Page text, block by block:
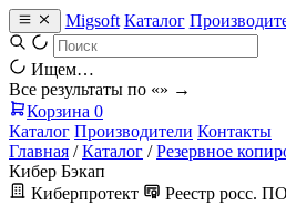
Migsoft Каталог
Ищем…
Все результаты по «» →
Корзина 0
Каталог Производители Контакты
Главная / Каталог / Резервное
Кибер Бэкап
Киберпротект
Реестр росс.